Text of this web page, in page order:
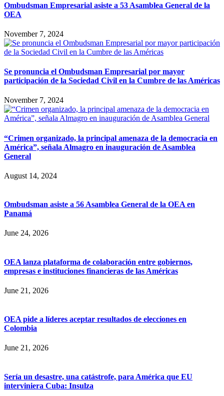
Ombudsman Empresarial asiste a 53 Asamblea General de la
OEA
November 7, 2024
Se pronuncia el Ombudsman Empresarial por mayor
participación de la Sociedad Civil en la Cumbre de las Américas
November 7, 2024
“Crimen organizado, la principal amenaza de la democracia en
América”, señala Almagro en inauguración de Asamblea
General
August 14, 2024
Ombudsman asiste a 56 Asamblea General de la OEA en
Panamá
June 24, 2026
OEA lanza plataforma de colaboración entre gobiernos,
empresas e instituciones financieras de las Américas
June 21, 2026
OEA pide a líderes aceptar resultados de elecciones en
Colombia
June 21, 2026
Sería un desastre, una catástrofe, para América que EU
interviniera Cuba: Insulza